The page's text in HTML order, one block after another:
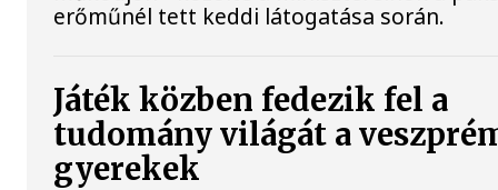
erőműnél tett keddi látogatása során.
Játék közben fedezik fel a
tudomány világát a
gyerekek